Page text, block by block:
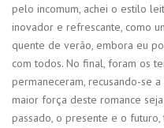
pelo incomum, achei o estilo
inovador e refrescante, como
quente de verão, embora eu
com todos. No final, foram os
permaneceram, recusando-se
maior força deste romance
passado, o presente e o